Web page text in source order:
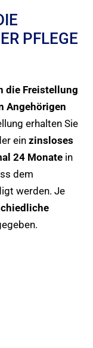
PFLEGE
die Freistellung
Angehörigen
erhalten Sie
ein zinsloses
24 Monate in
dem
werden. Je